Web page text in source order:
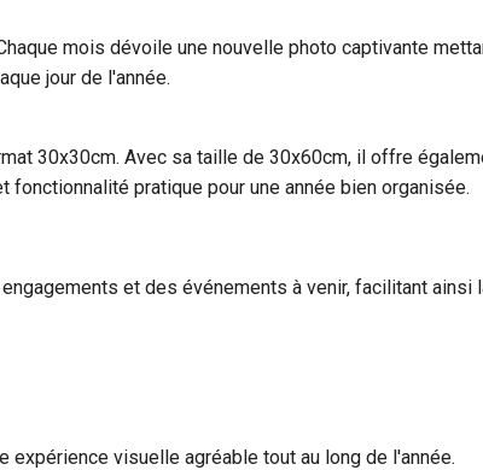
mois dévoile une nouvelle photo captivante
jour de l'année.
30x30cm. Avec sa taille de 30x60cm, il offre
pratique pour une année bien organisée.
et des événements à venir, facilitant ainsi
expérience visuelle agréable tout au long de l'année.